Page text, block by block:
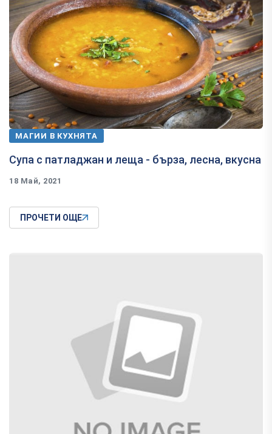
МАГИИ В КУХНЯТА
Супа с патладжан и леща - бърза, лесна, вкусна
18 Май, 2021
ПРОЧЕТИ ОЩЕ